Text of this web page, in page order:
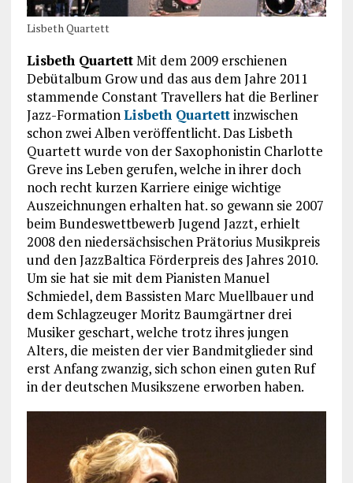
Lisbeth Quartett
Lisbeth QuartettMit dem 2009 erschienen
Debütalbum Grow und das aus dem Jahre 2011
stammende Constant Travellers hat die Berliner
Jazz-FormationLisbeth Quartettinzwischen
schon zwei Alben veröffentlicht. Das Lisbeth
Quartett wurde von der Saxophonistin Charlotte
Greve ins Leben gerufen, welche in ihrer doch
noch recht kurzen Karriere einige wichtige
Auszeichnungen erhalten hat. so gewann sie 2007
beim Bundeswettbewerb Jugend Jazzt, erhielt
2008 den niedersächsischen Prätorius Musikpreis
und den JazzBaltica Förderpreis des Jahres 2010.
Um sie hat sie mit dem Pianisten Manuel
Schmiedel, dem Bassisten Marc Muellbauer und
dem Schlagzeuger Moritz Baumgärtner drei
Musiker geschart, welche trotz ihres jungen
Alters, die meisten der vier Bandmitglieder sind
erst Anfang zwanzig, sich schon einen guten Ruf
in der deutschen Musikszene erworben haben.